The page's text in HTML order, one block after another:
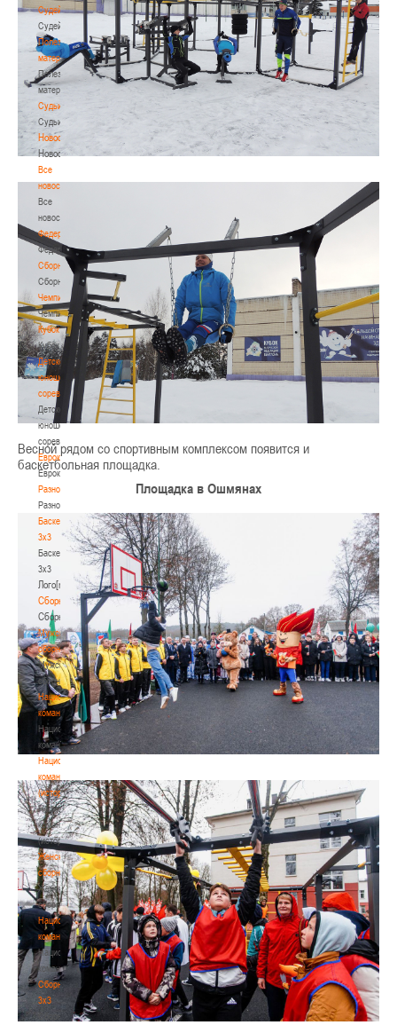
Судейство
Судейство
Полезные
материалы
Полезные
материалы
Судьи
Судьи
Новости
Новости
Все
новости
Все
новости
Федерация
Федерация
Сборные
Сборные
Чемпионат
Чемпионат
Кубок
Кубок
Детско-
юношеские
соревнования
Детско-
юношеские
соревнования
Еврокубки
Еврокубки
Разное
Разное
Баскетбол
3х3
Баскетбол
3х3
Лого[modid=121]
Сборные
Сборные
Мужские
сборные
Мужские
сборные
Национальная
команда
Национальная
команда
Национальная
команда
(история)
Национальная
команда
(история)
Женские
сборные
Женские
сборные
Национальная
команда
Национальная
команда
Сборные
3х3
Сборные
Весной рядом со спортивным комплексом появится и
баскетбольная площадка.
Площадка в Ошмянах